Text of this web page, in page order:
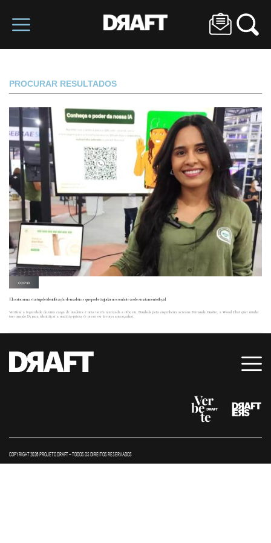
PROCURAR RESULTADOS
COP30
Ela criou uma startup de identificação de madeiras que poderá ajudar no combate ao desmatamento ilegal
Verificar a legalidade de uma carga de madeira é uma tarefa realizada a olho nu. Fundada pela engenheira acreana Fernanda Onofre, a Wood Chat quer mudar
isso usando IA para identificar a matéria-prima (e preservar árvores ameaçadas).
COPYRIGHT 2026 PROJETO DRAFT – TODOS OS DIREITOS RESERVADOS